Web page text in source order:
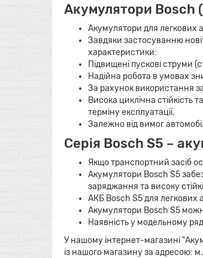
Акумулятори Bosch
Акумулятори для легкових
Завдяки застосуванню
характеристики:
Підвищені пускові струми
Надійна робота в умовах
За рахунок використання
Висока циклічна
терміну експлуатації.
Залежно від вимог
Серія Bosch S5 –
Якщо транспортний засіб
Акумулятори Bosch S5
заряджання та високу
АКБ Bosch S5 для легкових
Акумулятори Bosch S5
Наявність у модельному
У нашому інтернет-магазині
із нашого магазину за адресою: